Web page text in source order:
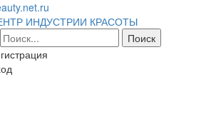
ИНДУСТРИИ КРАСОТЫ